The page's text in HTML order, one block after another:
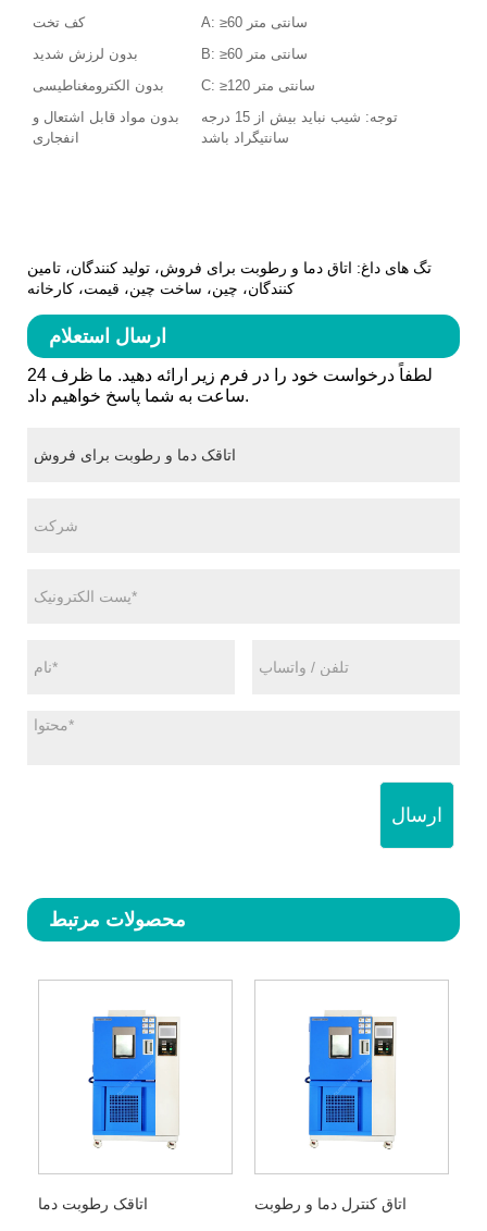
کف تخت
A: ≥60 سانتی متر
بدون لرزش شدید
B: ≥60 سانتی متر
بدون الکترومغناطیسی
C: ≥120 سانتی متر
بدون مواد قابل اشتعال و
انفجاری
توجه: شیب نباید بیش از 15 درجه
سانتیگراد باشد
تگ های داغ: اتاق دما و رطوبت برای فروش، تولید کنندگان، تامین
کنندگان، چین، ساخت چین، قیمت، کارخانه
ارسال استعلام
لطفاً درخواست خود را در فرم زیر ارائه دهید. ما ظرف 24
ساعت به شما پاسخ خواهیم داد.
ارسال
محصولات مرتبط
اتاقک رطوبت دما اتاق کنترل دما و رطوبت